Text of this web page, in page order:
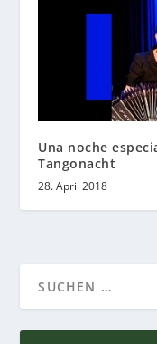
Una noche
Tangonacht
28. April 2018